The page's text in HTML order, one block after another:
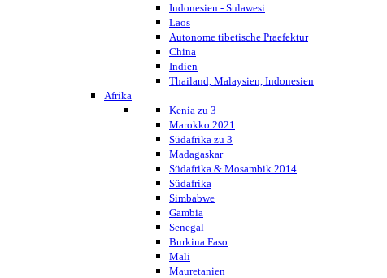
Indonesien - Sulawesi
Laos
Autonome tibetische Praefektur
China
Indien
Thailand, Malaysien, Indonesien
Afrika
Kenia zu 3
Marokko 2021
Südafrika zu 3
Madagaskar
Südafrika & Mosambik 2014
Südafrika
Simbabwe
Gambia
Senegal
Burkina Faso
Mali
Mauretanien